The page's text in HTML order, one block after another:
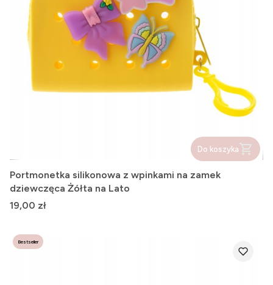
Do koszyka
Portmonetka silikonowa z wpinkami na zamek
dziewczęca Żółta na Lato
Cena
19,00 zł
Bestseller